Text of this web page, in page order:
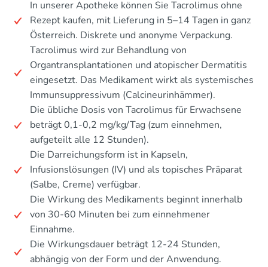
In unserer Apotheke können Sie Tacrolimus ohne
Rezept kaufen, mit Lieferung in 5–14 Tagen in ganz
Österreich. Diskrete und anonyme Verpackung.
Tacrolimus wird zur Behandlung von
Organtransplantationen und atopischer Dermatitis
eingesetzt. Das Medikament wirkt als systemisches
Immunsuppressivum (Calcineurinhämmer).
Die übliche Dosis von Tacrolimus für Erwachsene
beträgt 0,1-0,2 mg/kg/Tag (zum einnehmen,
aufgeteilt alle 12 Stunden).
Die Darreichungsform ist in Kapseln,
Infusionslösungen (IV) und als topisches Präparat
(Salbe, Creme) verfügbar.
Die Wirkung des Medikaments beginnt innerhalb
von 30-60 Minuten bei zum einnehmener
Einnahme.
Die Wirkungsdauer beträgt 12-24 Stunden,
abhängig von der Form und der Anwendung.